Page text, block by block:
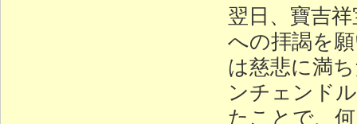
翌日、寶吉
への拝謁を
は慈悲に満
ンチェンド
たことで、